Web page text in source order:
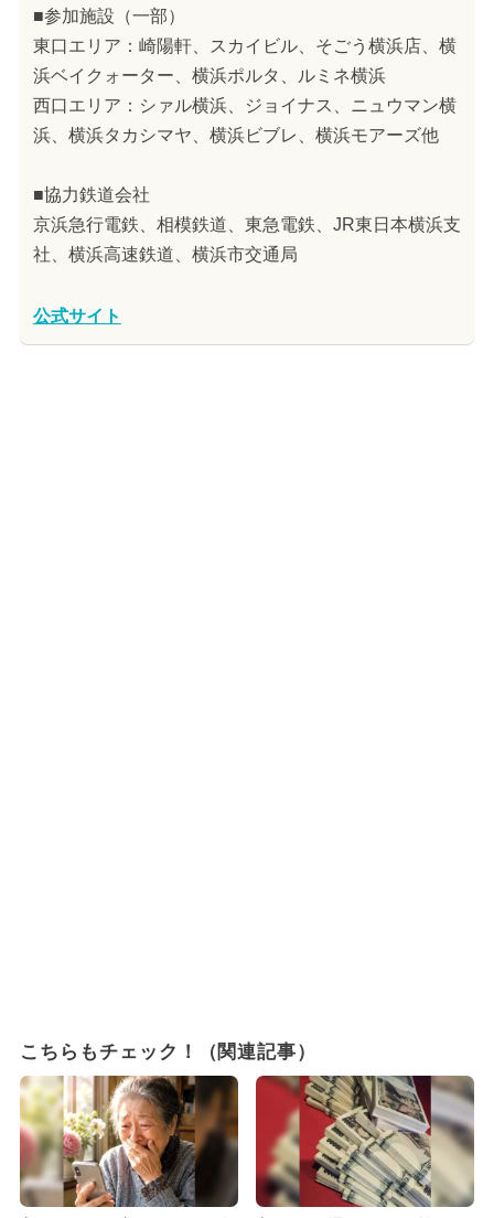
■参加施設（一部）
東口エリア：崎陽軒、スカイビル、そごう横浜店、横
浜ベイクォーター、横浜ポルタ、ルミネ横浜
西口エリア：シァル横浜、ジョイナス、ニュウマン横
浜、横浜タカシマヤ、横浜ビブレ、横浜モアーズ他
■協力鉄道会社
京浜急行電鉄、相模鉄道、東急電鉄、JR東日本横浜支
社、横浜高速鉄道、横浜市交通局
公式サイト
こちらもチェック！（関連記事）